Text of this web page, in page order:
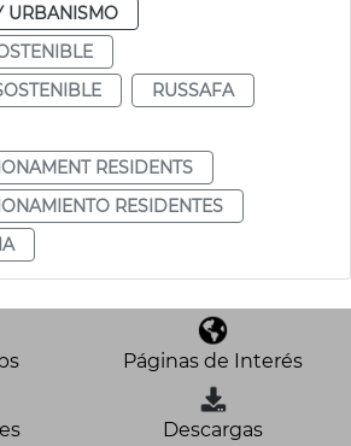
URBANISMO
RUSSAFA
RESIDENTS
RESIDENTES
Páginas de Interés
Descargas